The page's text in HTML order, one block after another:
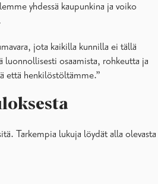
yhdessä kaupunkina ja voiko
jota kaikilla kunnilla ei tällä
luonnollisesti osaamista, rohkeutta ja
että henkilöstöltämme.”
Tarkempia lukuja löydät alla olevasta